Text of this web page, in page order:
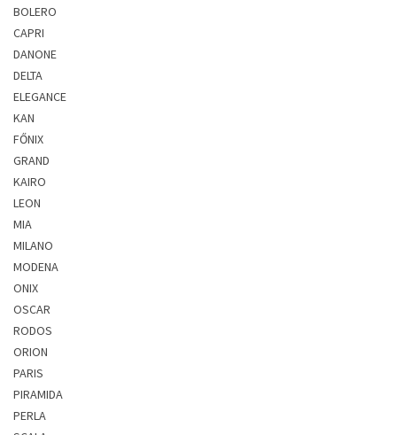
BOLERO
CAPRI
DANONE
DELTA
ELEGANCE
KAN
FŐNIX
GRAND
KAIRO
LEON
MIA
MILANO
MODENA
ONIX
OSCAR
RODOS
ORION
PARIS
PIRAMIDA
PERLA